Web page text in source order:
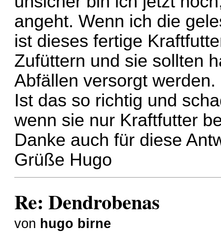
angeht. Wenn ich die
ist dieses fertige
Zufüttern und sie sollten
Abfällen versorgt werden.
Ist das so richtig und
wenn sie nur Kraftfutter
Danke auch für diese
Grüße Hugo
Re: Dendrobenas
von hugo birne